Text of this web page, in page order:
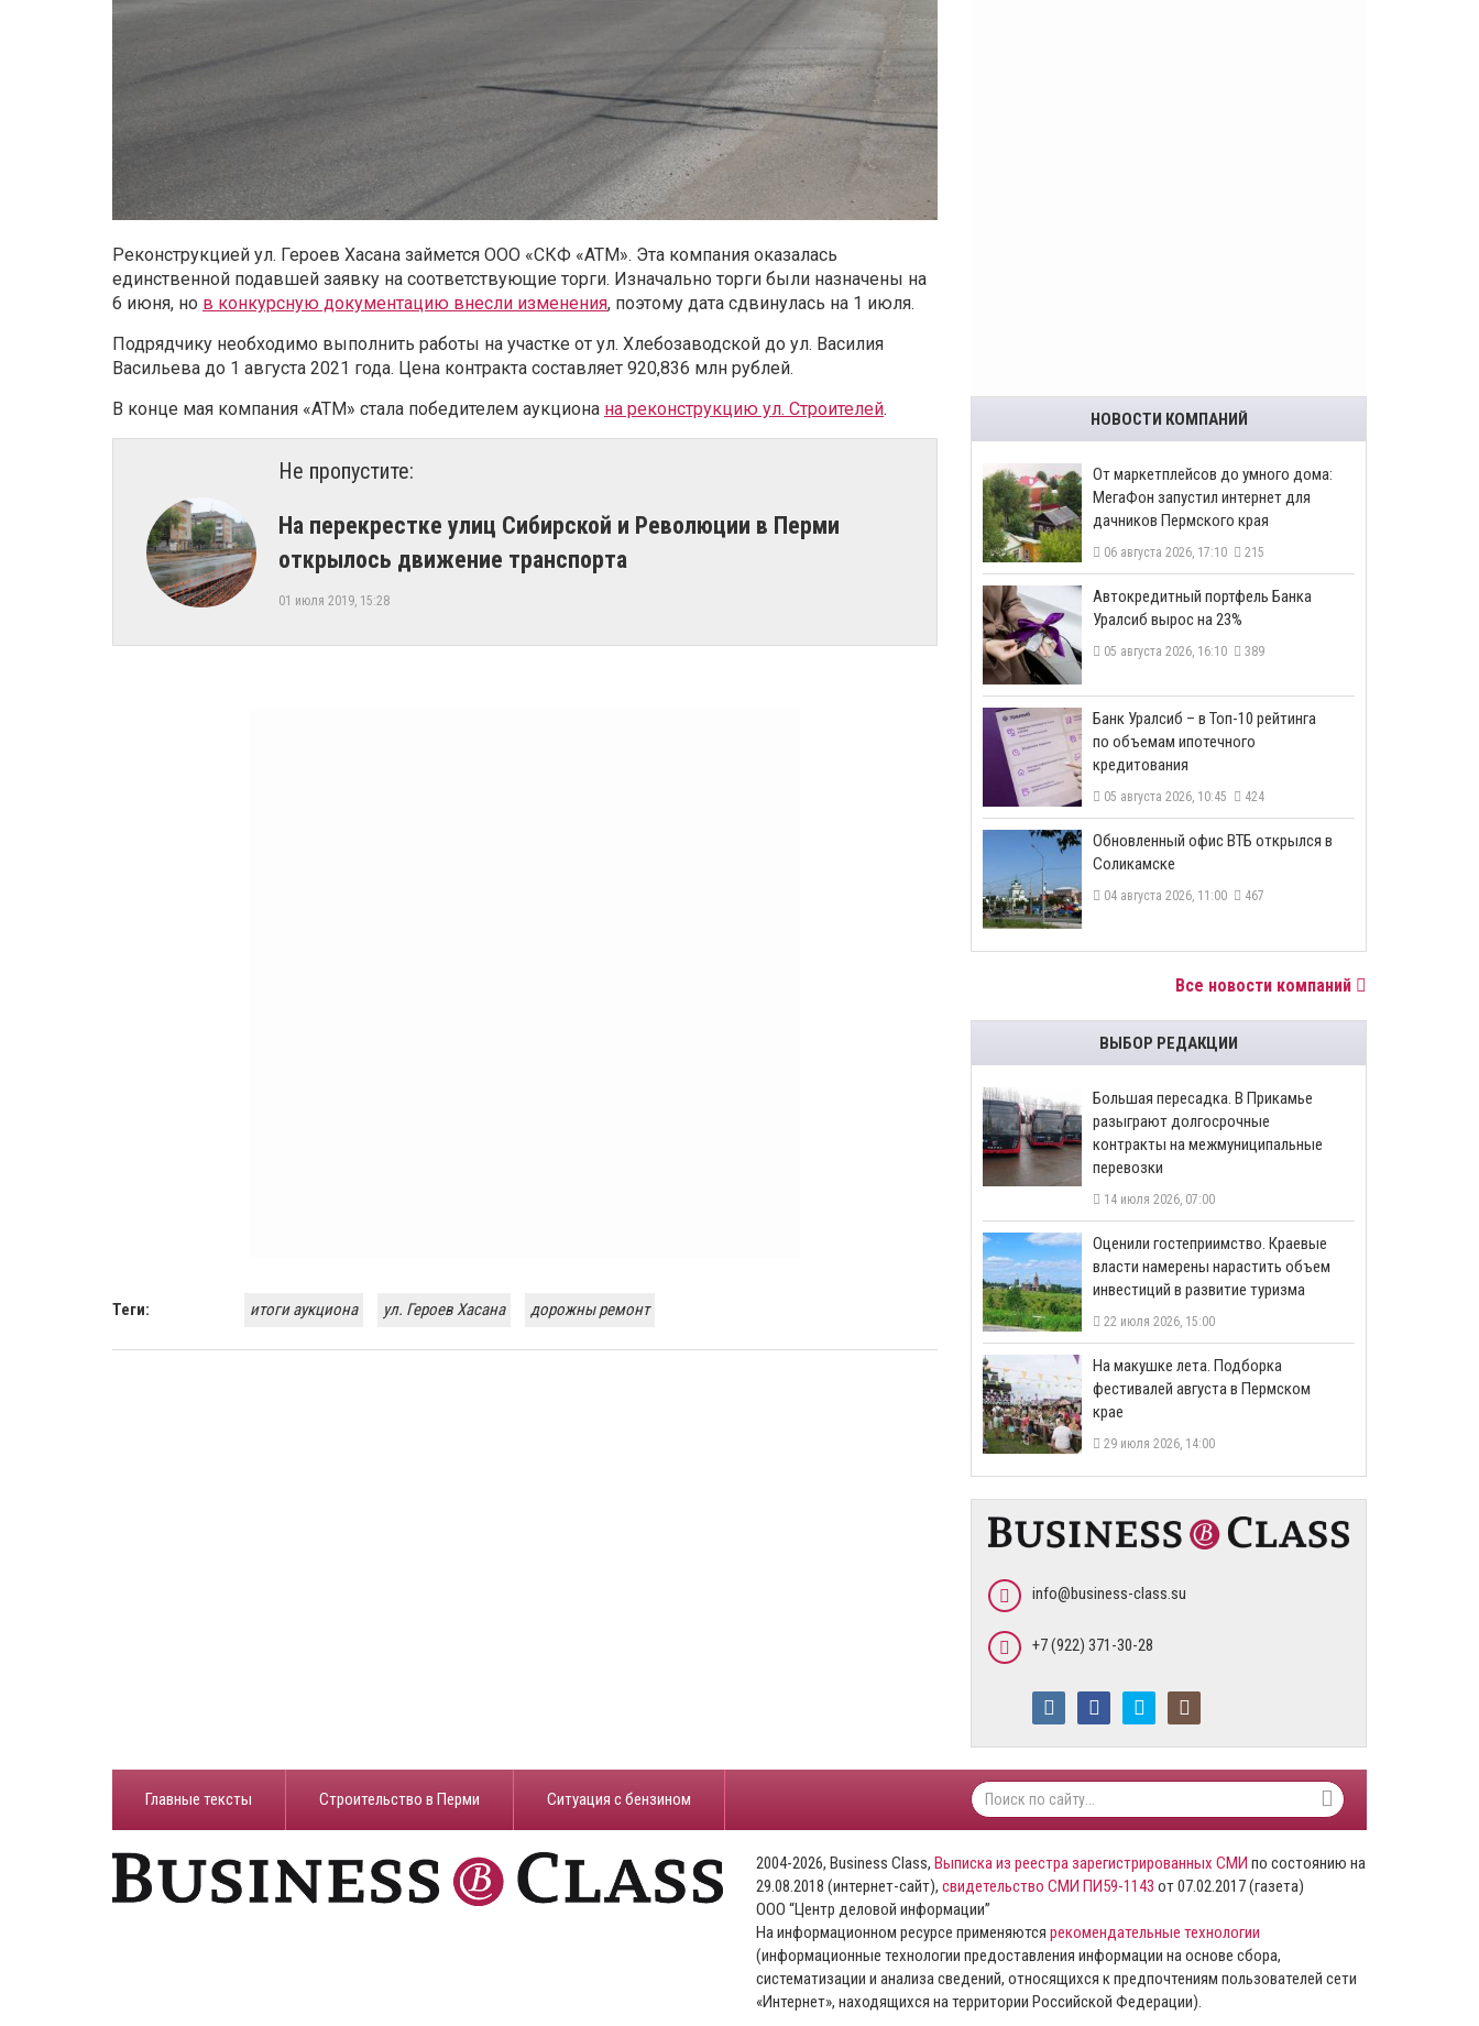
Реконструкцией ул. Героев Хасана займется ООО «СКФ «АТМ». Эта компания оказалась
единственной подавшей заявку на соответствующие торги. Изначально торги были назначены на
6 июня, но в конкурсную документацию внесли изменения, поэтому дата сдвинулась на 1 июля.
Подрядчику необходимо выполнить работы на участке от ул. Хлебозаводской до ул. Василия
Васильева до 1 августа 2021 года. Цена контракта составляет 920,836 млн рублей.
В конце мая компания «АТМ» стала победителем аукциона на реконструкцию ул. Строителей.
Не пропустите:
На перекрестке улиц Сибирской и Революции в Перми
открылось движение транспорта
01 июля 2019, 15:28
Теги: итоги аукциона ул. Героев Хасана дорожны ремонт
НОВОСТИ КОМПАНИЙ
От маркетплейсов до умного дома:
МегаФон запустил интернет для
дачников Пермского края
06 августа 2026, 17:10 215
​Автокредитный портфель Банка
Уралсиб вырос на 23%
05 августа 2026, 16:10 389
​Банк Уралсиб – в Топ-10 рейтинга
по объемам ипотечного
кредитования
05 августа 2026, 10:45 424
​Обновленный офис ВТБ открылся в
Соликамске
04 августа 2026, 11:00 467
Все новости компаний
ВЫБОР РЕДАКЦИИ
Большая пересадка. В Прикамье
разыграют долгосрочные
контракты на межмуниципальные
перевозки
14 июля 2026, 07:00
Оценили гостеприимство. Краевые
власти намерены нарастить объем
инвестиций в развитие туризма
22 июля 2026, 15:00
На макушке лета. Подборка
фестивалей августа в Пермском
крае
29 июля 2026, 14:00
info@business-class.su
+7 (922) 371-30-28
Главные тексты Строительство в Перми ​Ситуация с бензином
2004-2026, Business Class, Выписка из реестра зарегистрированных СМИ по состоянию на
29.08.2018 (интернет-сайт), свидетельство СМИ ПИ59-1143 от 07.02.2017 (газета)
ООО “Центр деловой информации”
На информационном ресурсе применяются рекомендательные технологии
(информационные технологии предоставления информации на основе сбора,
систематизации и анализа сведений, относящихся к предпочтениям пользователей сети
«Интернет», находящихся на территории Российской Федерации).